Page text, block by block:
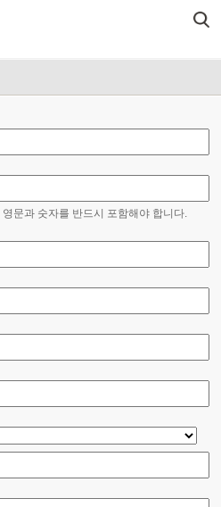
문과 숫자를 반드시 포함해야 합니다.